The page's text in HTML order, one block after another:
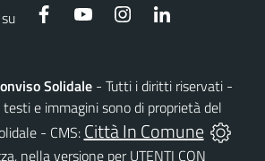
FacebookYouTubeInstagram
Solidale- Tutti i diritti riservati -
e immagini sono di proprietà del
- CMS: Città In Comune
nella versione per UTENTI CON